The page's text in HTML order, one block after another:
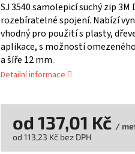
SJ 3540 samolepicí suchý zip 3M
rozebíratelné spojení. Nabízí
vhodný pro použití s plasty,
aplikace, s možností
a šíře 12 mm.
Detailní informace
od 137,01 Kč /
od 113,23 Kč bez DPH